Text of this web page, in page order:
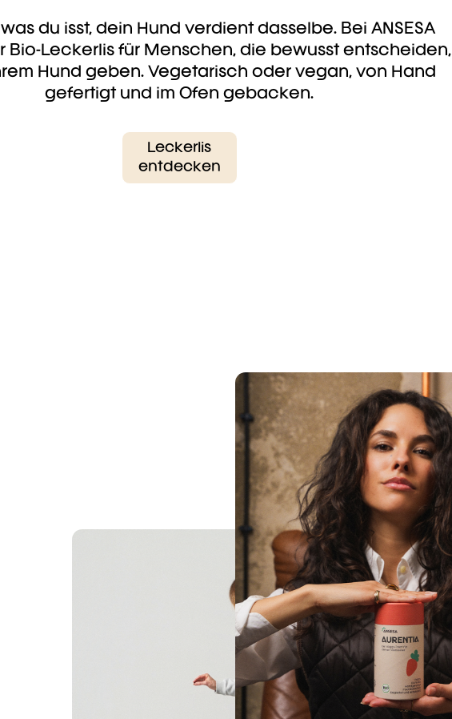
du isst, dein Hund verdient dasselbe. Bei ANSESA
Bio-Leckerlis für Menschen, die bewusst entscheiden,
Hund geben. Vegetarisch oder vegan, von Hand
gefertigt und im Ofen gebacken.
Leckerlis
entdecken